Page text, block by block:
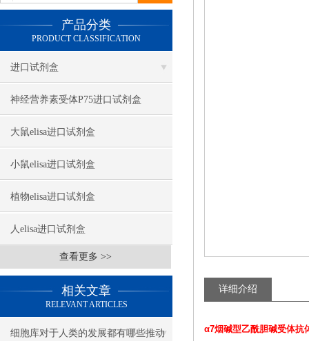
产品分类
PRODUCT CLASSIFICATION
进口试剂盒
神经营养素受体P75进口试剂盒
大鼠elisa进口试剂盒
小鼠elisa进口试剂盒
植物elisa进口试剂盒
人elisa进口试剂盒
查看更多 >>
相关文章
RELEVANT ARTICLES
细胞库对于人类的发展都有哪些推动
详细介绍
α7烟碱型乙酰胆碱受体抗